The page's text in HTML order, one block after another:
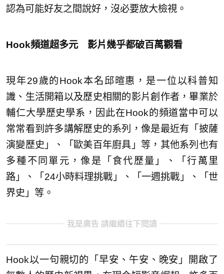
認為可能好友之間說好，沒必要放大檢視。
Hook頻道超多元 影片幾乎都破百萬觀看
現年29歲的Hook本名邱暄惠，是一位以科普知
識、生活開箱以及歷史相關的影片創作者，畢業於
輔仁大學歷史學系，因此在Hook的頻道當中可以
常常看到許多講解歷史的系列，像是最近有「披薩
演變歷史」、「歐美百年廚具」等，其他系列也有
多種不同單元，像是「食代歷量」、「行萬里
路」、「24小時料理挑戰」、「一週挑戰」、「世
界史」等。
我是廣告 請繼續往下閱讀
Hook以一句親切的「早安、午安、晚安」開啟了